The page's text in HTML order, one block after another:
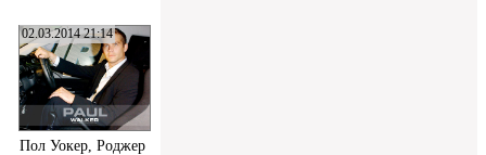
02.03.2014 21:14
Пол Уокер, Роджер